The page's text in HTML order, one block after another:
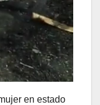
en estado